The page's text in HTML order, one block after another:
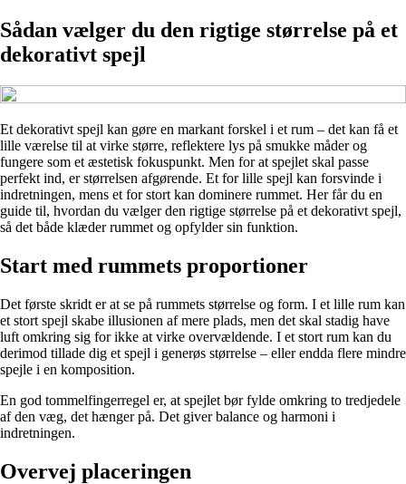
Sådan vælger du den rigtige størrelse på et
dekorativt spejl
Et dekorativt spejl kan gøre en markant forskel i et rum – det kan få et
lille værelse til at virke større, reflektere lys på smukke måder og
fungere som et æstetisk fokuspunkt. Men for at spejlet skal passe
perfekt ind, er størrelsen afgørende. Et for lille spejl kan forsvinde i
indretningen, mens et for stort kan dominere rummet. Her får du en
guide til, hvordan du vælger den rigtige størrelse på et dekorativt spejl,
så det både klæder rummet og opfylder sin funktion.
Start med rummets proportioner
Det første skridt er at se på rummets størrelse og form. I et lille rum kan
et stort spejl skabe illusionen af mere plads, men det skal stadig have
luft omkring sig for ikke at virke overvældende. I et stort rum kan du
derimod tillade dig et spejl i generøs størrelse – eller endda flere mindre
spejle i en komposition.
En god tommelfingerregel er, at spejlet bør fylde omkring to tredjedele
af den væg, det hænger på. Det giver balance og harmoni i
indretningen.
Overvej placeringen